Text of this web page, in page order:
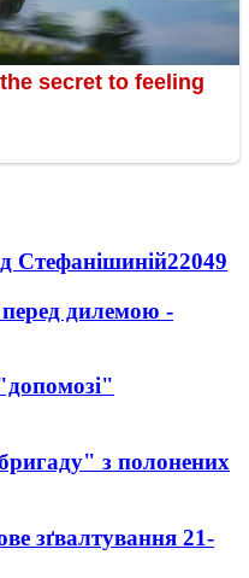
Стефанішиній22049
дилемою -
з полонених
зґвалтування 21-